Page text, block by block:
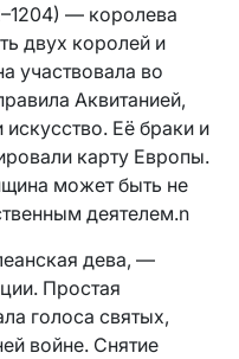
— королева
двух королей и
участвовала во
Аквитанией,
Её браки и
карту Европы.
может быть не
деятелем.n
дева, —
Простая
голоса святых,
войне. Снятие